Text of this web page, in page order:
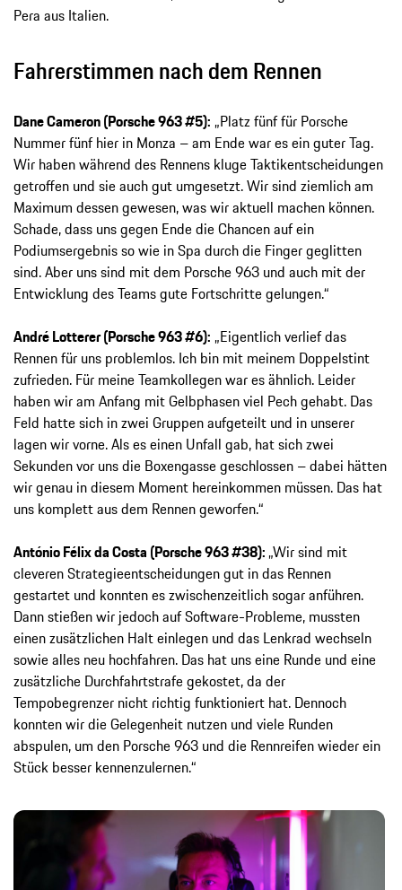
Pera aus Italien.
Fahrerstimmen nach dem Rennen
Dane Cameron (Porsche 963 #5): „Platz fünf für Porsche
Nummer fünf hier in Monza – am Ende war es ein guter Tag.
Wir haben während des Rennens kluge Taktikentscheidungen
getroffen und sie auch gut umgesetzt. Wir sind ziemlich am
Maximum dessen gewesen, was wir aktuell machen können.
Schade, dass uns gegen Ende die Chancen auf ein
Podiumsergebnis so wie in Spa durch die Finger geglitten
sind. Aber uns sind mit dem Porsche 963 und auch mit der
Entwicklung des Teams gute Fortschritte gelungen.“
André Lotterer (Porsche 963 #6): „Eigentlich verlief das
Rennen für uns problemlos. Ich bin mit meinem Doppelstint
zufrieden. Für meine Teamkollegen war es ähnlich. Leider
haben wir am Anfang mit Gelbphasen viel Pech gehabt. Das
Feld hatte sich in zwei Gruppen aufgeteilt und in unserer
lagen wir vorne. Als es einen Unfall gab, hat sich zwei
Sekunden vor uns die Boxengasse geschlossen – dabei hätten
wir genau in diesem Moment hereinkommen müssen. Das hat
uns komplett aus dem Rennen geworfen.“
António Félix da Costa (Porsche 963 #38): „Wir sind mit
cleveren Strategieentscheidungen gut in das Rennen
gestartet und konnten es zwischenzeitlich sogar anführen.
Dann stießen wir jedoch auf Software-Probleme, mussten
einen zusätzlichen Halt einlegen und das Lenkrad wechseln
sowie alles neu hochfahren. Das hat uns eine Runde und eine
zusätzliche Durchfahrtstrafe gekostet, da der
Tempobegrenzer nicht richtig funktioniert hat. Dennoch
konnten wir die Gelegenheit nutzen und viele Runden
abspulen, um den Porsche 963 und die Rennreifen wieder ein
Stück besser kennenzulernen.“